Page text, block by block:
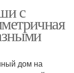
с
дом на